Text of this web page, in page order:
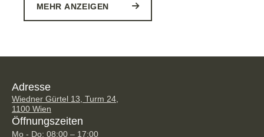
MEHR ANZEIGEN
Adresse
Wiedner Gürtel 13, Turm 24,
1100 Wien
Öffnungszeiten
Mo - Do: 08:00 – 17:00